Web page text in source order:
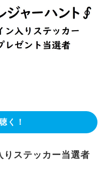
く！
りステッカー当選者